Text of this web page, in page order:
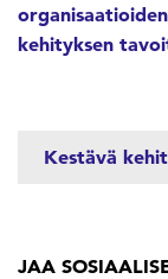
kehityksen
Kestävä
JAA